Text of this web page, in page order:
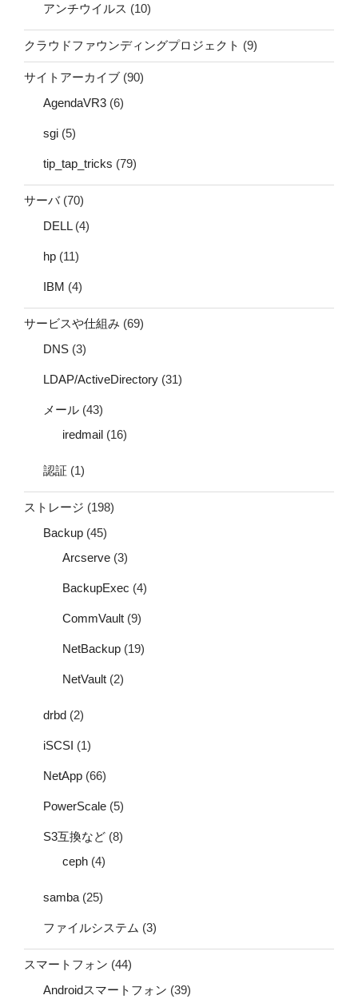
アンチウイルス (10)
クラウドファウンディングプロジェクト (9)
サイトアーカイブ (90)
AgendaVR3 (6)
sgi (5)
tip_tap_tricks (79)
サーバ(70)
DELL(4)
hp (11)
IBM (4)
サービスや仕組み (69)
DNS (3)
LDAP/ActiveDirectory (31)
メール (43)
iredmail (16)
認証 (1)
ストレージ (198)
Backup (45)
Arcserve (3)
BackupExec (4)
CommVault (9)
NetBackup (19)
NetVault (2)
drbd (2)
iSCSI (1)
NetApp (66)
PowerScale (5)
S3互換など (8)
ceph (4)
samba (25)
ファイルシステム (3)
スマートフォン (44)
Androidスマートフォン (39)